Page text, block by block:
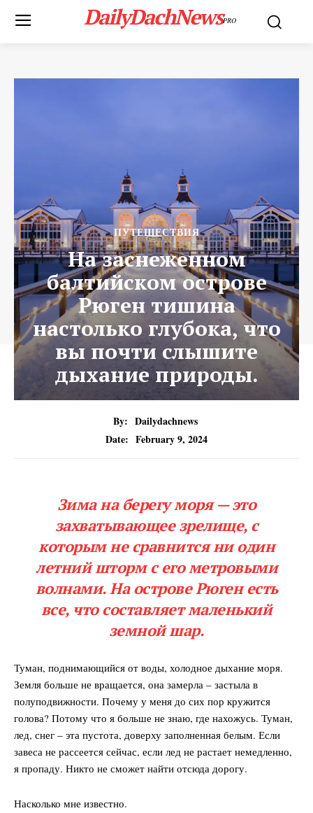
DailyDachNewsPRO
ПУТЕШЕСТВИЯ
На заснеженном
балтийском острове
Рюген тишина
настолько глубока, что
вы почти слышите
дыхание природы.
By: Dailydachnews
Date: February 9, 2024
Зима на берегу моря — это
захватывающее зрелище, с
которым не сравнится ни один
летний шторм с его метровыми
волнами. На острове Рюген есть
все, что составляет маленький
земной шар.
Туман, поднимающийся от воды, холодное дыхание моря.
Земля больше не вращается, она замерла – застыла в
полуподвижности. Почему у меня до сих пор кружится
голова? Потому что я больше не знаю, где нахожусь. Туман,
лед, снег – эта пустота, доверху заполненная белым. Если
завеса не рассеется сейчас, если лед не растает немедленно,
я пропаду. Никто не сможет найти отсюда дорогу.
Насколько мне известно.